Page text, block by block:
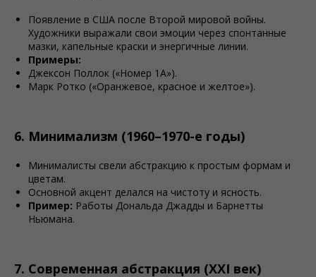
Появление в США после Второй мировой войны.
Художники выражали свои эмоции через спонтанные
мазки, капельные краски и энергичные линии.
Примеры:
Джексон Поллок («Номер 1А»).
Марк Ротко («Оранжевое, красное и желтое»).
6. Минимализм (1960–1970-е годы)
Минималисты свели абстракцию к простым формам и
цветам.
Основной акцент делался на чистоту и ясность.
Пример: Работы Дональда Джадды и Барнетты
Ньюмана.
7. Современная абстракция (XXI век)